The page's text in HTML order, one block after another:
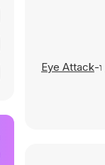
ו-Eye Attack